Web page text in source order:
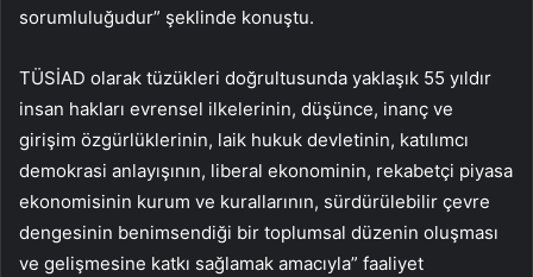
sorumluluğudur” şeklinde konuştu.
TÜSİAD olarak tüzükleri doğrultusunda yaklaşık 55 yıldır
insan hakları evrensel ilkelerinin, düşünce, inanç ve
girişim özgürlüklerinin, laik hukuk devletinin, katılımcı
demokrasi anlayışının, liberal ekonominin, rekabetçi piyasa
ekonomisinin kurum ve kurallarının, sürdürülebilir çevre
dengesinin benimsendiği bir toplumsal düzenin oluşması
ve gelişmesine katkı sağlamak amacıyla” faaliyet